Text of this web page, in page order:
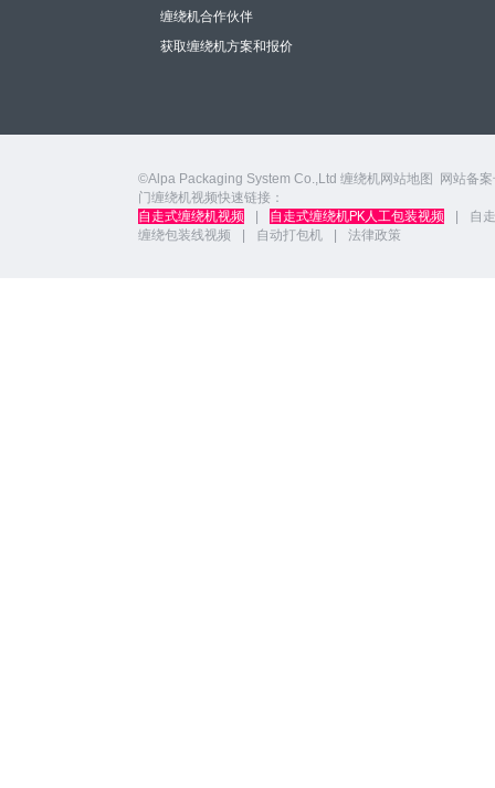
缠绕机合作伙伴
获取缠绕机方案和报价
©Alpa Packaging System Co.,Ltd 缠绕机网站地图
网站备
门缠绕机视频快速链接：
自走式缠绕机视频
自走式缠绕机PK人工包装视频
自
缠绕包装线视频
自动打包机 法律政策